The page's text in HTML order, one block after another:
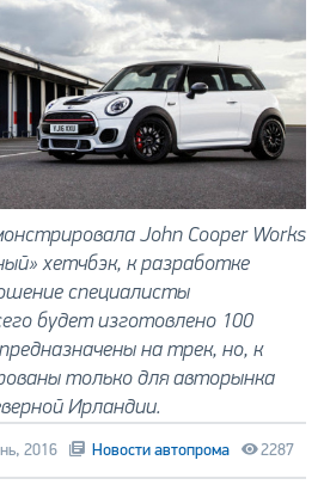
John Cooper Works
хетчбэк, к разработке
специалисты
будет изготовлено 100
на трек, но, к
только для авторынка
Ирландии.
2016 Новости автопрома 2287